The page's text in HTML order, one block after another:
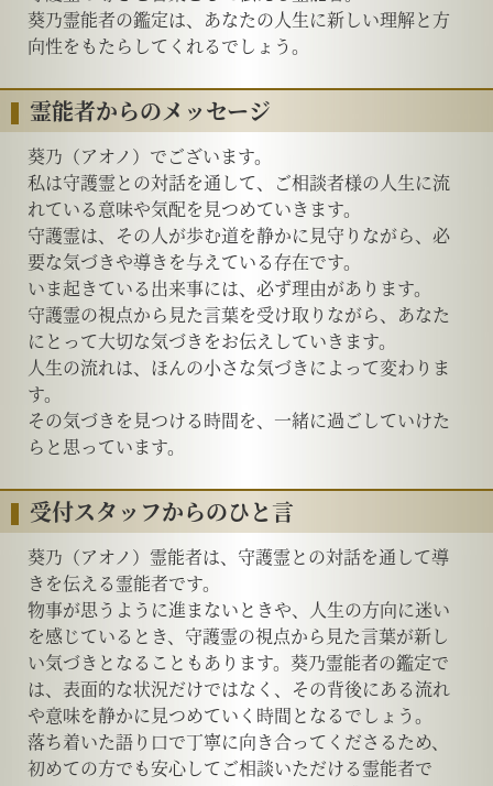
葵乃霊能者の鑑定は、あなたの人生に新しい理解と方
向性をもたらしてくれるでしょう。
霊能者からのメッセージ
葵乃（アオノ）でございます。
私は守護霊との対話を通して、ご相談者様の人生に流
れている意味や気配を見つめていきます。
守護霊は、その人が歩む道を静かに見守りながら、必
要な気づきや導きを与えている存在です。
いま起きている出来事には、必ず理由があります。
守護霊の視点から見た言葉を受け取りながら、あなた
にとって大切な気づきをお伝えしていきます。
人生の流れは、ほんの小さな気づきによって変わりま
す。
その気づきを見つける時間を、一緒に過ごしていけた
らと思っています。
受付スタッフからのひと言
葵乃（アオノ）霊能者は、守護霊との対話を通して導
きを伝える霊能者です。
物事が思うように進まないときや、人生の方向に迷い
を感じているとき、守護霊の視点から見た言葉が新し
い気づきとなることもあります。葵乃霊能者の鑑定で
は、表面的な状況だけではなく、その背後にある流れ
や意味を静かに見つめていく時間となるでしょう。
落ち着いた語り口で丁寧に向き合ってくださるため、
初めての方でも安心してご相談いただける霊能者で